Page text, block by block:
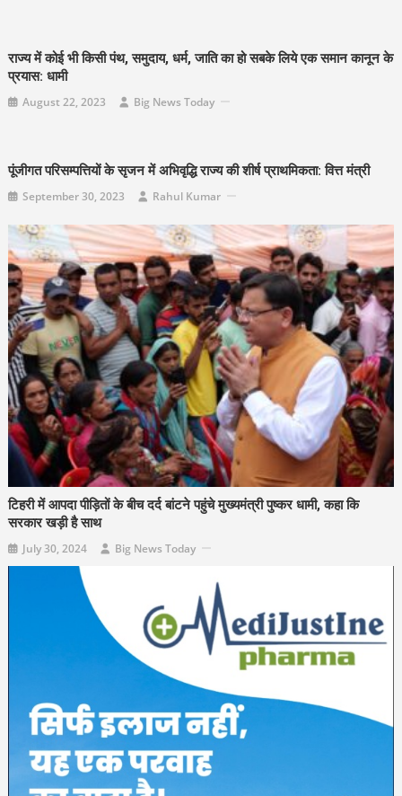
राज्य में कोई भी किसी पंथ, समुदाय, धर्म, जाति का हो सबके लिये एक समान कानून के
प्रयास: धामी
August 22, 2023 Big News Today
पूंजीगत परिसम्पत्तियों के सृजन में अभिवृद्धि राज्य की शीर्ष प्राथमिकता: वित्त मंत्री
September 30, 2023 Rahul Kumar
टिहरी में आपदा पीड़ितों के बीच दर्द बांटने पहुंचे मुख्यमंत्री पुष्कर धामी, कहा कि
सरकार खड़ी है साथ
July 30, 2024 Big News Today